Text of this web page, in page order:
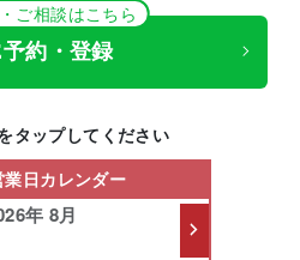
ご相談はこちら
約・登録
タップしてください
業日カレンダー
年 8月